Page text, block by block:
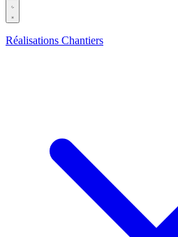
Réalisations Chantiers